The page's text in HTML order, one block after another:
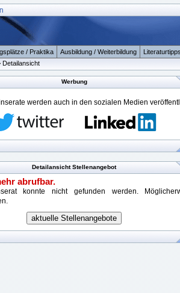
/ Praktika Ausbildung / Weiterbildung Literaturtipps
Detailansicht
Werbung
werden auch in den sozialen Medien
Detailansicht Stellenangebot
abrufbar.
konnte nicht gefunden werden.